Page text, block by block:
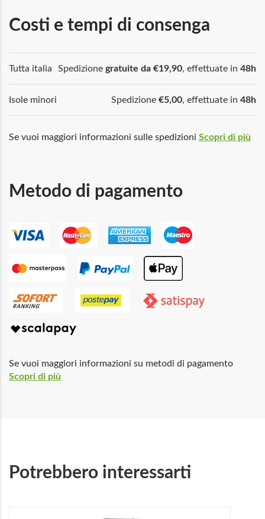
Costi e tempi di consenga
Tutta italia Spedizione gratuite da €19,90, effettuate in 48h
Isole minori Spedizione €5,00, effettuate in 48h
Se vuoi maggiori informazioni sulle spedizioni Scopri di più
Metodo di pagamento
Se vuoi maggiori informazioni su metodi di pagamento
Scopri di più
Potrebbero interessarti